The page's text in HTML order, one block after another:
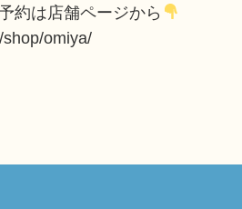
約は店舗ページから
omiya/